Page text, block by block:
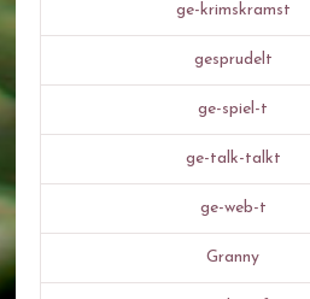
ge-krimskramst
gesprudelt
ge-spiel-t
ge-talk-talkt
ge-web-t
Granny